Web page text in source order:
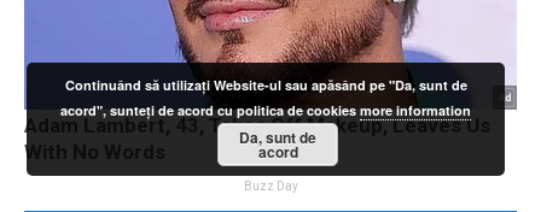
Continuând să utilizați Website-ul sau apăsând pe "Da, sunt de
acord", sunteți de acord cu politica de cookiesmore information
Da, sunt de
acord